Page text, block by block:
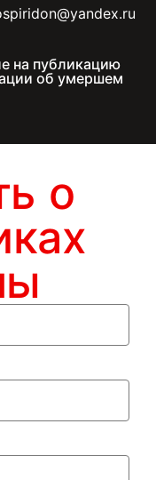
на публикацию
об умершем
о